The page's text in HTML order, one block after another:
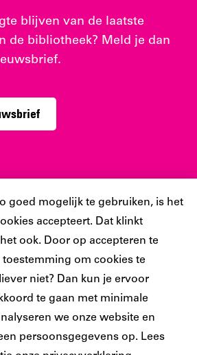
goed mogelijk te gebruiken, is het
accepteert. Dat klinkt
ook. Door op accepteren te
toestemming om cookies te
niet? Dan kun je ervoor
te gaan met minimale
we onze website en
persoonsgegevens op. Lees
blijven van de laatste
de bibliotheek? Meld je dan
Ons
Instagram
account
Ons
account
Ons
account